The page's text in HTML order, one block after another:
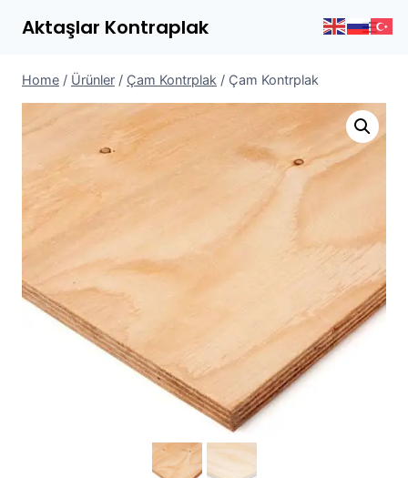
Aktaşlar Kontraplak
Home / Ürünler / Çam Kontrplak / Çam Kontrplak